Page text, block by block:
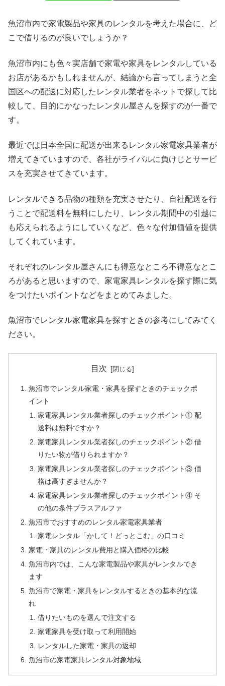
魚沼市内で家電製品や家具のレンタルを考えた場合に、ど
こで借りるのが良いでしょうか？
魚沼市内にも色々実店舗で家電や家具をレンタルしている
お店があるかもしれませんが、結論から言ってしまうと全
国区への配送に対応したレンタル業者をネットで探して比
較して、目的にかなったレンタル屋さんを探すのが一番で
す。
最近では日本全国に配送が出来るレンタル家電家具業者が
増えてきていますので、各社がライバルに負けじとサービ
スを充実させてきています。
レンタルできる品物の種類を充実させたり、自社配送を行
うことで配送料を無料にしたり、レンタル期間中の引越に
も応えられるようにしていくなど、色々な付加価値を提供
してくれています。
それぞれのレンタル屋さんにも得意なところ不得意なとこ
ろがあると思いますので、家電家具レンタルを探す際に気
をつけたいポイントなどをまとめてみました。
魚沼市でレンタル家電家具を探すときの参考にしてみてく
ださい。
目次
魚沼市でレンタル家電・家具を探すときのチェックポ
イント
家電家具レンタル業者探しのチェックポイント① 配
送料は無料ですか？
家電家具レンタル業者探しのチェックポイント② 借
りたい物が借りられますか？
家電家具レンタル業者探しのチェックポイント③ 価
格は高すぎませんか？
家電家具レンタル業者探しのチェックポイント④ そ
の他の条件プラスアルファ
魚沼市でおすすめのレンタル家電家具業者
家電レンタル「かして！どっとこむ」の口コミ
家電・家具のレンタル費用と購入価格の比較
魚沼市内では、こんな家電製品や家具がレンタルでき
ます
魚沼市で家電・家具をレンタルするときの基本的な流
れ
借りたいものを選んで注文する
家電家具を受け取って利用開始
レンタルした家電・家具の返却
魚沼市の家電家具レンタル対象地域